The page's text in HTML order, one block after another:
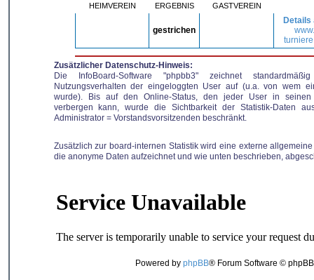
HEIMVEREIN ERGEBNIS GASTVEREIN
gestrichen
Details
www.
Zusätzlicher Datenschutz-Hinweis:
Die InfoBoard-Software "phpbb3" zeichnet
Nutzungsverhalten der eingeloggten User auf (u.a. von wem
wurde). Bis auf den Online-Status, den jeder User in seinen
verbergen kann, wurde die Sichtbarkeit der Statistik-Daten
Administrator = Vorstandsvorsitzenden beschränkt.
Zusätzlich zur board-internen Statistik wird eine externe
die anonyme Daten aufzeichnet und wie unten beschrieben,
Powered by phpBB® Forum Software ©